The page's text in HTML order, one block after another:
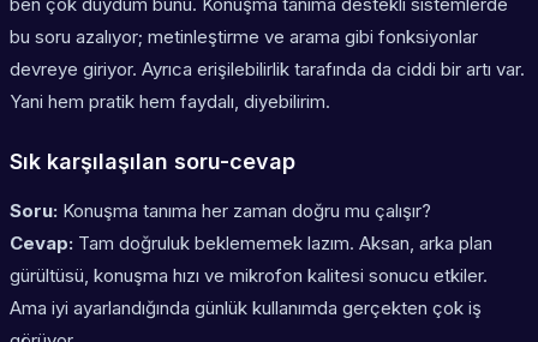
bu soru azalıyor; metinleştirme ve arama gibi fonksiyonlar
devreye giriyor. Ayrıca erişilebilirlik tarafında da ciddi bir artı var.
Yani hem pratik hem faydalı, diyebilirim.
Sık karşılaşılan soru-cevap
Soru: Konuşma tanıma her zaman doğru mu çalışır?
Cevap: Tam doğruluk beklememek lazım. Aksan, arka plan
gürültüsü, konuşma hızı ve mikrofon kalitesi sonucu etkiler.
Ama iyi ayarlandığında günlük kullanımda gerçekten çok iş